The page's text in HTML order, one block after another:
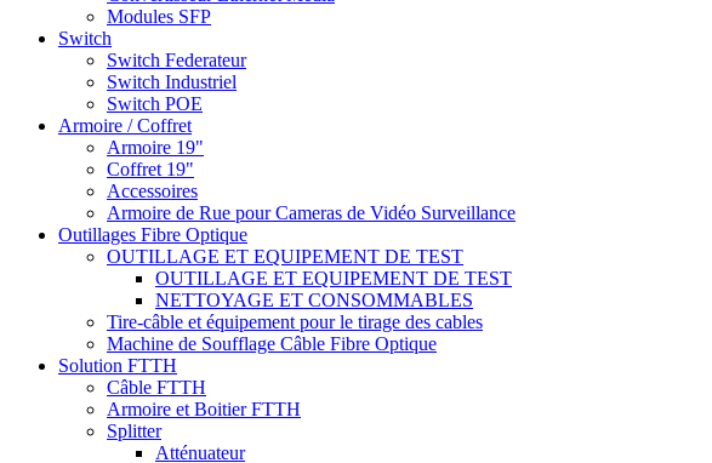
Modules SFP
Switch
Switch Federateur
Switch Industriel
Switch POE
Armoire / Coffret
Armoire 19"
Coffret 19"
Accessoires
Armoire de Rue pour Cameras de Vidéo Surveillance
Outillages Fibre Optique
OUTILLAGE ET EQUIPEMENT DE TEST
OUTILLAGE ET EQUIPEMENT DE TEST
NETTOYAGE ET CONSOMMABLES
Tire-câble et équipement pour le tirage des cables
Machine de Soufflage Câble Fibre Optique
Solution FTTH
Câble FTTH
Armoire et Boitier FTTH
Splitter
Atténuateur